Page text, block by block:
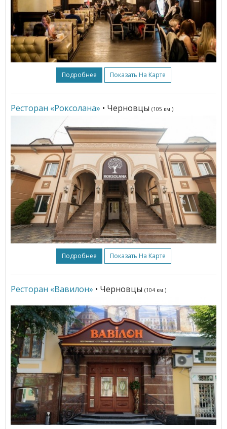
Подробнее Показать На Карте
Ресторан «Роксолана» • Черновцы (105 км.)
Подробнее Показать На Карте
Ресторан «Вавилон» • Черновцы (104 км.)